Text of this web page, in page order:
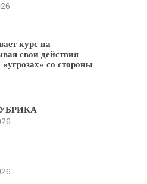
курс на
свои действия
со стороны